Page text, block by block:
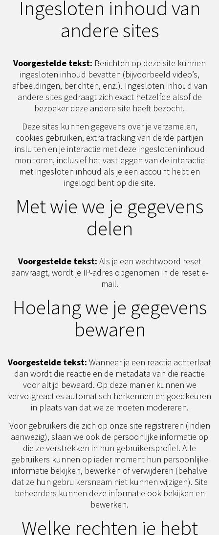
Ingesloten inhoud van
andere sites
Voorgestelde tekst: Berichten op deze site kunnen
ingesloten inhoud bevatten (bijvoorbeeld video’s,
afbeeldingen, berichten, enz.). Ingesloten inhoud van
andere sites gedraagt zich exact hetzelfde alsof de
bezoeker deze andere site heeft bezocht.
Deze sites kunnen gegevens over je verzamelen,
cookies gebruiken, extra tracking van derde partijen
insluiten en je interactie met deze ingesloten inhoud
monitoren, inclusief het vastleggen van de interactie
met ingesloten inhoud als je een account hebt en
ingelogd bent op die site.
Met wie we je gegevens
delen
Voorgestelde tekst: Als je een wachtwoord reset
aanvraagt, wordt je IP-adres opgenomen in de reset e-
mail.
Hoelang we je gegevens
bewaren
Voorgestelde tekst: Wanneer je een reactie achterlaat
dan wordt die reactie en de metadata van die reactie
voor altijd bewaard. Op deze manier kunnen we
vervolgreacties automatisch herkennen en goedkeuren
in plaats van dat we ze moeten modereren.
Voor gebruikers die zich op onze site registreren (indien
aanwezig), slaan we ook de persoonlijke informatie op
die ze verstrekken in hun gebruikersprofiel. Alle
gebruikers kunnen op ieder moment hun persoonlijke
informatie bekijken, bewerken of verwijderen (behalve
dat ze hun gebruikersnaam niet kunnen wijzigen). Site
beheerders kunnen deze informatie ook bekijken en
bewerken.
Welke rechten je hebt